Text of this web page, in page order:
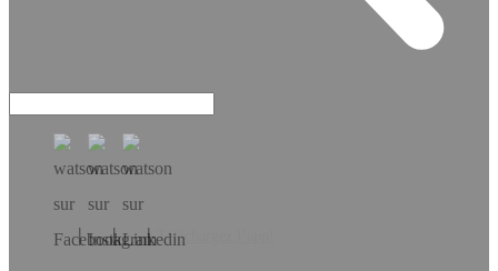
Téléchargez l’app!